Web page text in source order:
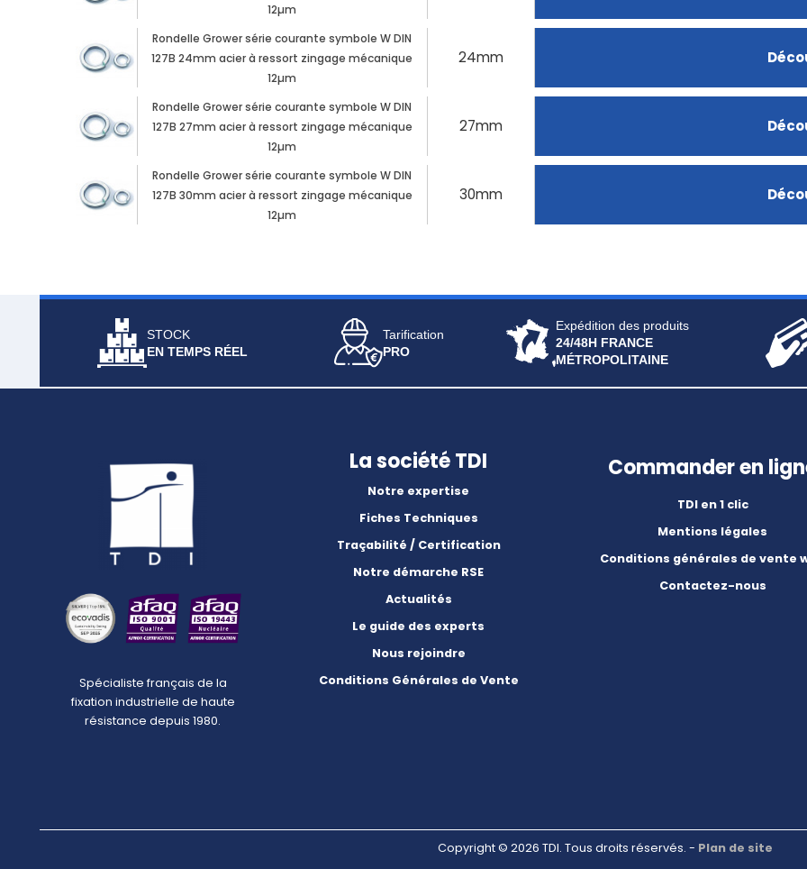
12µm
Rondelle Grower série courante symbole W DIN
127B 24mm acier à ressort zingage mécanique
12µm
24mm
Rondelle Grower série courante symbole W DIN
127B 27mm acier à ressort zingage mécanique
12µm
27mm
Rondelle Grower série courante symbole W DIN
127B 30mm acier à ressort zingage mécanique
12µm
30mm
STOCK
EN TEMPS RÉEL
Tarification
PRO
Expédition des produits
24/48H FRANCE
MÉTROPOLITAINE
Spécialiste français de la
fixation industrielle de haute
résistance depuis 1980.
La société TDI
Notre expertise
Fiches Techniques
Traçabilité / Certification
Notre démarche RSE
Actualités
Le guide des experts
Nous rejoindre
Conditions Générales de Vente
Commander en
TDI en 1 clic
Mentions légales
Conditions générales de vente
Contactez-nous
Copyright © 2026 TDI. Tous droits réservés. - Plan de site